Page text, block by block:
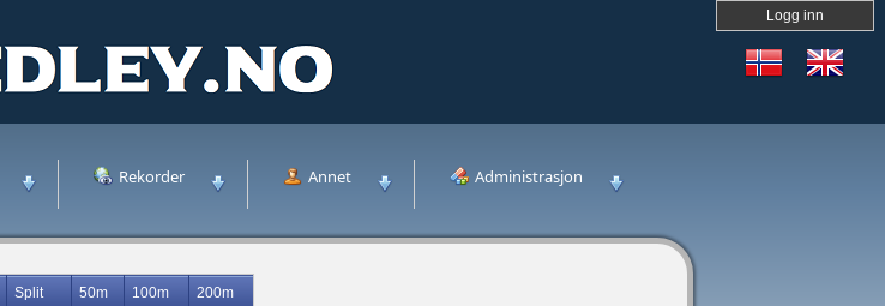
Logg inn
Rekorder Annet Administrasjon
Split 50m 100m
200m